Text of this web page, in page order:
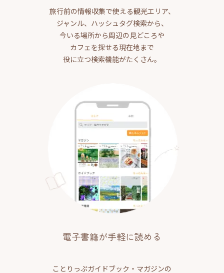
旅行前の情報収集で使える観光エリア、
ジャンル、ハッシュタグ検索から、
今いる場所から周辺の見どころや
カフェを探せる現在地まで
役に立つ検索機能がたくさん。
電子書籍が手軽に読める
ことりっぷガイドブック・マガジンの